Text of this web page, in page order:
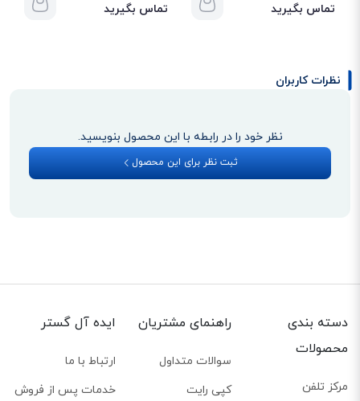
کنفرانس سه طرفه به صورت زنده به طوری که صدای یکدیگر را به خوبی بشنوید،
این ویژگی با محیط زیست اطراف شما سازگار بوده و امواج حاصل از تلفن را تا به
تماس بگیرید تماس بگیرید
نظرات کاربران
نظر خود را در رابطه با این محصول بنویسید.
ثبت نظر برای این محصول
دسته بندی
محصولات
مرکز تلفن
راهنمای مشتریان
سوالات متداول
کپی رایت
ایده آل گستر
ارتباط با ما
خدمات پس از فروش